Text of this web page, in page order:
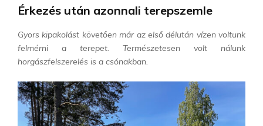
Érkezés után azonnali terepszemle
Gyors kipakolást követően már az első délután vízen voltunk
felmérni a terepet. Természetesen volt nálunk
horgászfelszerelés is a csónakban.